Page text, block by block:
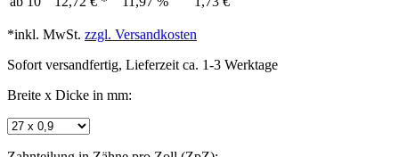
*inkl. MwSt. zzgl. Versandkosten
Sofort versandfertig, Lieferzeit ca. 1-3 Werktage
Breite x Dicke in mm: